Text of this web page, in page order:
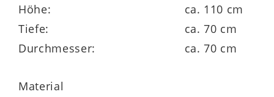
Höhe:
ca. 110 cm
Tiefe:
ca. 70 cm
Durchmesser:
ca. 70 cm
Material